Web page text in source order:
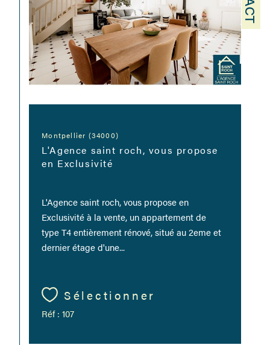
Montpellier (34000)
L'Agence saint roch, vous propose
en Exclusivité
L'Agence saint roch, vous propose en
Exclusivité à la vente, un appartement de
type T4 entièrement rénové, situé au 2eme et
dernier étage d'une...
Sélectionner
Réf : 107